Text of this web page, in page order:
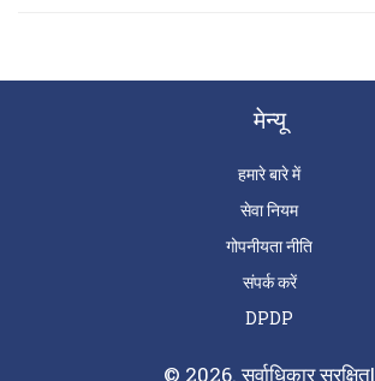
मेन्यू
हमारे बारे में
सेवा नियम
गोपनीयता नीति
संपर्क करें
DPDP
© 2026. सर्वाधिकार सुरक्षित|